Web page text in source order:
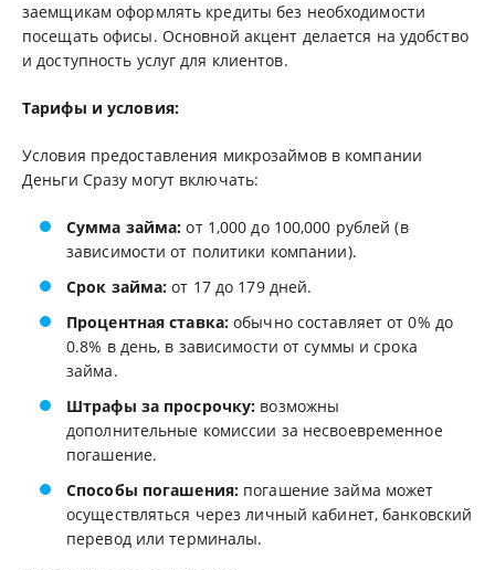
заемщикам оформлять кредиты без необходимости
посещать офисы. Основной акцент делается на удобство
и доступность услуг для клиентов.
Тарифы и условия:
Условия предоставления микрозаймов в компании
Деньги Сразу могут включать:
Сумма займа: от 1,000 до 100,000 рублей (в
зависимости от политики компании).
Срок займа: от 17 до 179 дней.
Процентная ставка: обычно составляет от 0% до
0.8% в день, в зависимости от суммы и срока
займа.
Штрафы за просрочку: возможны
дополнительные комиссии за несвоевременное
погашение.
Способы погашения: погашение займа может
осуществляться через личный кабинет, банковский
перевод или терминалы.